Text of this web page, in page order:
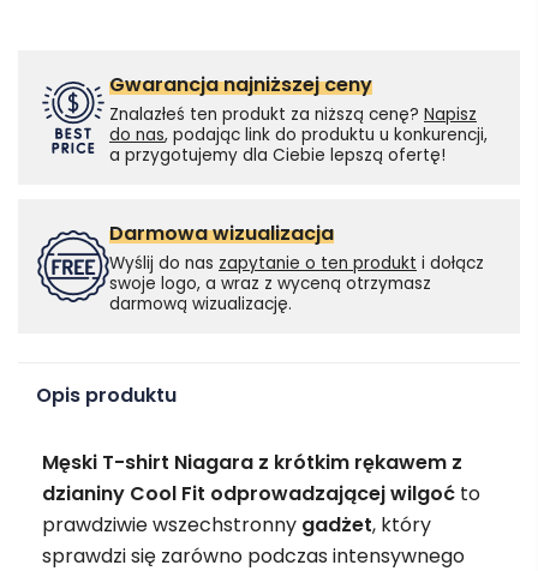
Gwarancja najniższej ceny
Znalazłeś ten produkt za niższą cenę? Napisz
do nas, podając link do produktu u konkurencji,
a przygotujemy dla Ciebie lepszą ofertę!
Darmowa wizualizacja
Wyślij do nas zapytanie o ten produkt i dołącz
swoje logo, a wraz z wyceną otrzymasz
darmową wizualizację.
Opis produktu
Męski T-shirt Niagara z krótkim rękawem z
dzianiny Cool Fit odprowadzającej wilgoć to
prawdziwie wszechstronny gadżet, który
sprawdzi się zarówno podczas intensywnego